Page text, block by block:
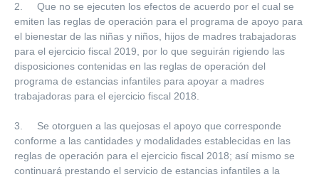
2. Que no se ejecuten los efectos de acuerdo por el cual se
emiten las reglas de operación para el programa de apoyo para
el bienestar de las niñas y niños, hijos de madres trabajadoras
para el ejercicio fiscal 2019, por lo que seguirán rigiendo las
disposiciones contenidas en las reglas de operación del
programa de estancias infantiles para apoyar a madres
trabajadoras para el ejercicio fiscal 2018.
3. Se otorguen a las quejosas el apoyo que corresponde
conforme a las cantidades y modalidades establecidas en las
reglas de operación para el ejercicio fiscal 2018; así mismo se
continuará prestando el servicio de estancias infantiles a la